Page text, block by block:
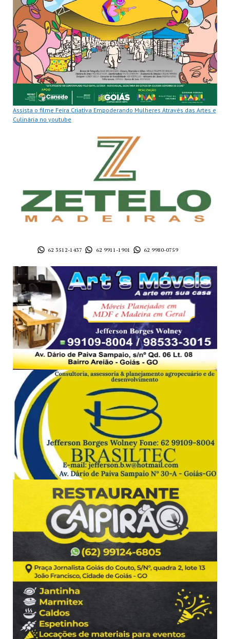
Assista o filme Feira Criativa Empoderando Mulheres Através das Artes e
Culinária no youtube
62 3512-1437 62 9911-1901 62 9980-0759